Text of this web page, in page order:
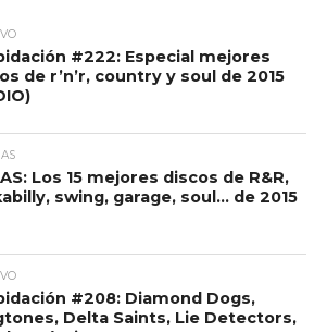
#222: Especial mejores
de r’n’r, country y soul de 2015
Los 15 mejores discos de R&R,
swing, garage, soul… de 2015
#208: Diamond Dogs,
Delta Saints, Lie Detectors,